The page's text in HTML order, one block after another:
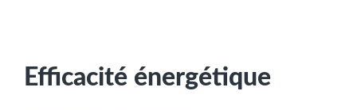
Efficacité énergétique